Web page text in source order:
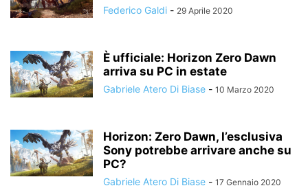
Federico Galdi - 29 Aprile 2020
È ufficiale: Horizon Zero Dawn
arriva su PC in estate
Gabriele Atero Di Biase - 10 Marzo 2020
Horizon: Zero Dawn, l’esclusiva
Sony potrebbe arrivare anche su
PC?
Gabriele Atero Di Biase - 17 Gennaio 2020